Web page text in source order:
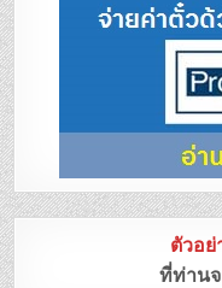
ตัวอย่
ที่ท่าน